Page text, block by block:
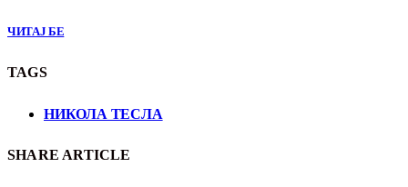
ЧИТАЈ БЕ
TAGS
НИКОЛА ТЕСЛА
SHARE ARTICLE